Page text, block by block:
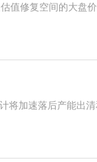
值修复空间的大盘
将加速落后产能出